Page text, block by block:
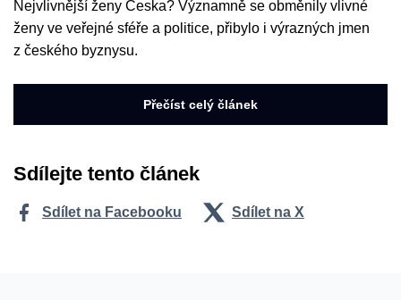
Nejvlivnější ženy Česka? Významně se obměnily vlivné
ženy ve veřejné sféře a politice, přibylo i výrazných jmen
z českého byznysu.
Přečíst celý článek
Sdílejte tento článek
Sdílet na Facebooku Sdílet na X